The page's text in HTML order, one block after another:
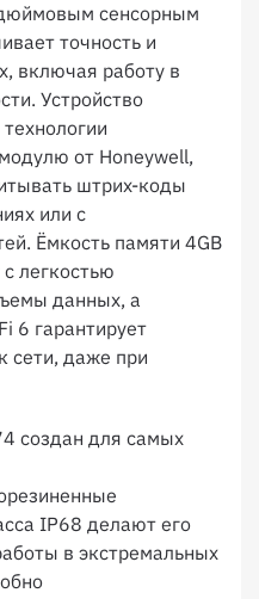
сенсорным
точность и
включая работу в
Устройство
от Honeywell,
штрих-коды
или с
Ёмкость памяти 4GB
легкостью
данных, а
6 гарантирует
сети, даже при
создан для самых
IP68 делают его
в экстремальных